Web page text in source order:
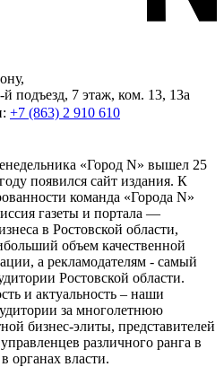
подъезд, 7 этаж, ком. 13, 13а
+7 (863) 2 910 610
«Город N» вышел 25
появился сайт издания. К
команда «Города N»
газеты и портала —
в Ростовской области,
объем качественной
а рекламодателям - самый
Ростовской области.
и актуальность – наши
за многолетнюю
бизнес-элиты, представителей
различного ранга в
органах власти.